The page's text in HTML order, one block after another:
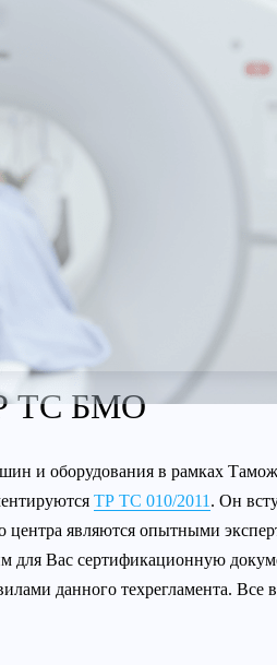
ТС БМО
и оборудования в рамках
ТР ТС 010/2011 . Он
являются опытными
Вас сертификационную
данного техрегламента.